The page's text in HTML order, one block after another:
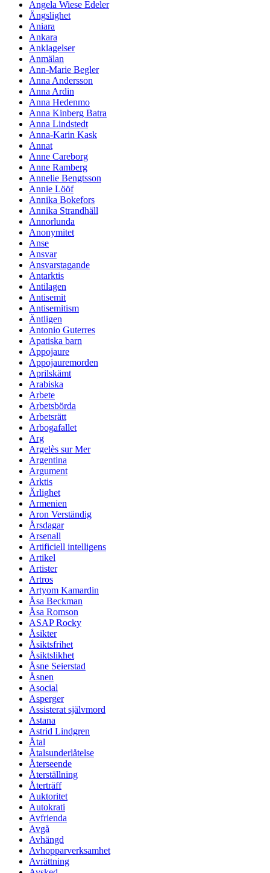
Angela Wiese Edeler
Ängslighet
Aniara
Ankara
Anklagelser
Anmälan
Ann-Marie Begler
Anna Andersson
Anna Ardin
Anna Hedenmo
Anna Kinberg Batra
Anna Lindstedt
Anna-Karin Kask
Annat
Anne Careborg
Anne Ramberg
Annelie Bengtsson
Annie Lööf
Annika Bokefors
Annika Strandhäll
Annorlunda
Anonymitet
Anse
Ansvar
Ansvarstagande
Antarktis
Antilagen
Antisemit
Antisemitism
Äntligen
Antonio Guterres
Apatiska barn
Appojaure
Appojauremorden
Aprilskämt
Arabiska
Arbete
Arbetsbörda
Arbetsrätt
Arbogafallet
Arg
Argelès sur Mer
Argentina
Argument
Arktis
Ärlighet
Armenien
Aron Verständig
Årsdagar
Arsenall
Artificiell intelligens
Artikel
Artister
Artros
Artyom Kamardin
Åsa Beckman
Åsa Romson
ASAP Rocky
Åsikter
Åsiktsfrihet
Åsiktslikhet
Åsne Seierstad
Åsnen
Asocial
Asperger
Assisterat självmord
Astana
Astrid Lindgren
Åtal
Åtalsunderlåtelse
Återseende
Återställning
Återträff
Auktoritet
Autokrati
Avfrienda
Avgå
Avhängd
Avhopparverksamhet
Avrättning